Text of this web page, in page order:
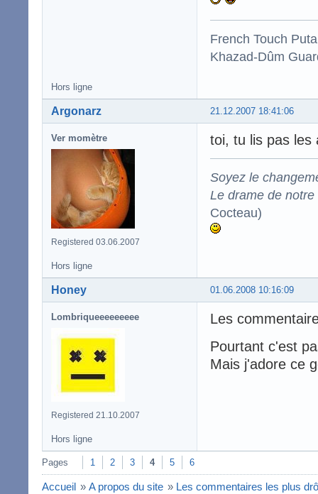
French Touch
Khazad-Dûm
Hors ligne
21.12.2007 18:41:06
Argonarz
Ver momètre
Registered 03.06.2007
toi, tu lis pas les
Soyez le
Le drame de
Cocteau)
Hors ligne
01.06.2008 10:16:09
Honey
Lombriqueeeeeeeee
Registered 21.10.2007
Les
Pourtant c'est
Mais j'adore ce
Hors ligne
Pages 1 2 3 4 5 6
Accueil » A propos du site » Les commentaires les plus